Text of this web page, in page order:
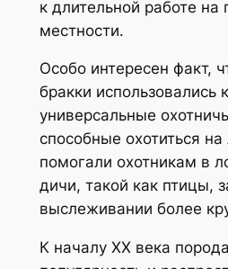
к длительной работе на
местности.
Особо интересен факт,
бракки использовались
универсальные
способные охотиться
помогали охотникам в
дичи, такой как птицы,
выслеживании более
К началу XX века